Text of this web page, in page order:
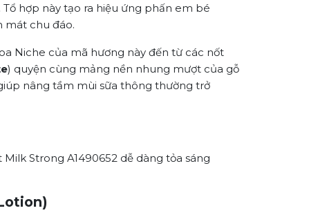
hợp này tạo ra hiệu ứng phấn em bé
mát chu đáo.
Niche của mã hương này đến từ các nốt
) quyện cùng mảng nền nhung mượt của gỗ
nâng tầm mùi sữa thông thường trở
Strong A1490652 dễ dàng tỏa sáng